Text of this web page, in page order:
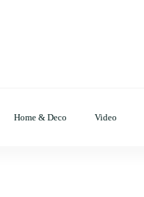
Home & Deco Video